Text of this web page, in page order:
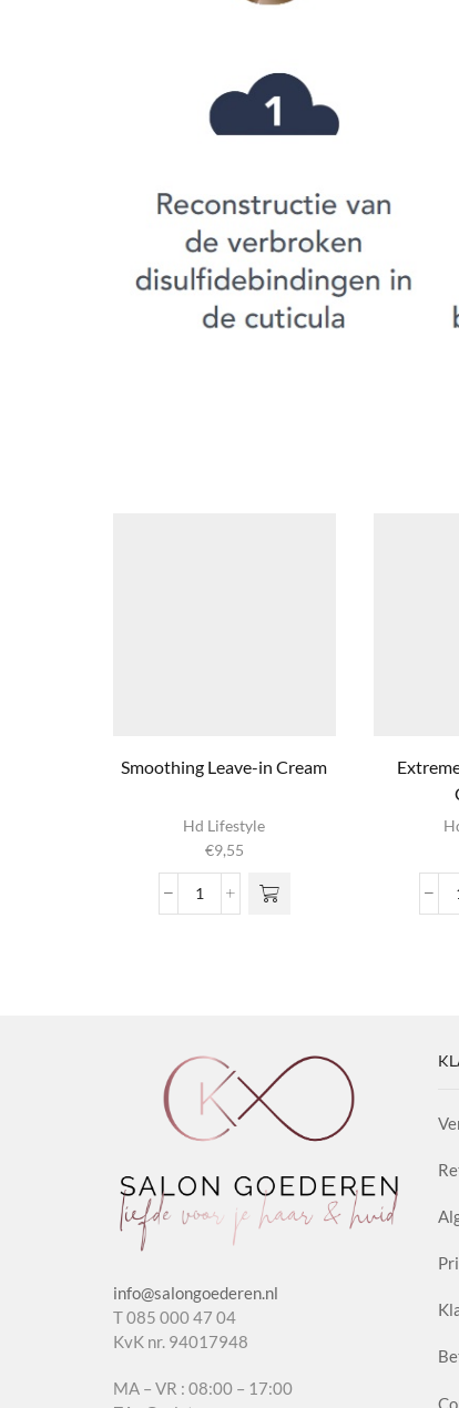
Smoothing Leave-in Cream
Hd Lifestyle
€9,55
Smoothing
info@salongoederen.nl
T 085 000 47 04
KvK nr. 94017948
MA – VR : 08:00 – 17:00